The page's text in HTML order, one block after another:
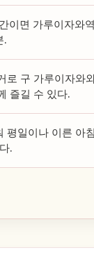
이면 가루이자와
.
로 구 가루이자와
즐길 수 있다.
평일이나 이른 아
.